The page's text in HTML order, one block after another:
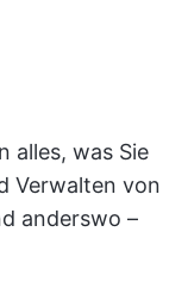
alles, was Sie
Verwalten von
anderswo –